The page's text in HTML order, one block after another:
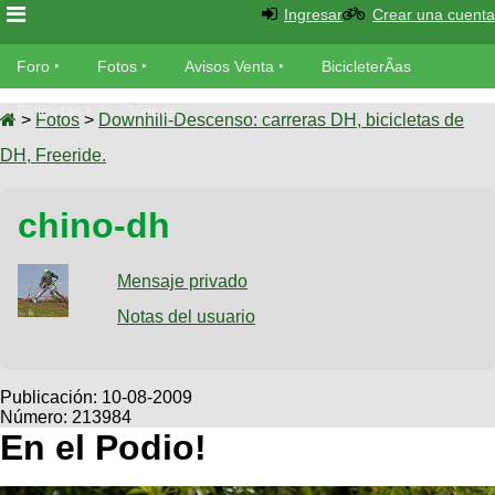
Foro
Foro
TÃ©cnica
Fotos
tu foto
Galeria
XC
Viajes
Descenso
SUBÃ
tu
Buscar
Ultimos
Fotos
BicicleterÃ­
as
Bicicletas
Tandem
Videos
Cicloturismo
Ingresar Crear una cuenta
Foro Fotos Avisos Venta BicicleterÃ­as
Bicicletas Videos
> Fotos > Downhill-Descenso: carreras DH, bicicletas de
DH, Freeride.
chino-dh
Mensaje privado
Notas del usuario
Publicación: 10-08-2009
Número: 213984
En el Podio!